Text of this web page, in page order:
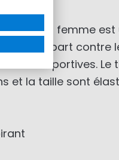
Seaford
bon rempart
sportives.
et la taille sont